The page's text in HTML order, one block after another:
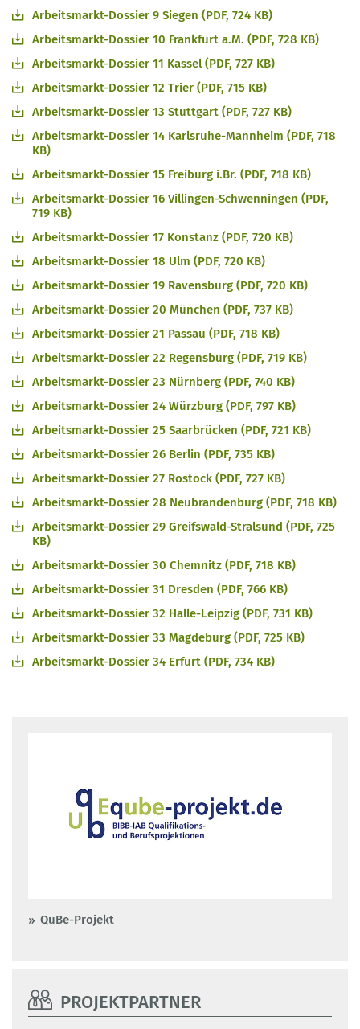
Arbeitsmarkt-Dossier 9 Siegen (PDF, 724 KB)
Arbeitsmarkt-Dossier 10 Frankfurt a.M. (PDF, 728 KB)
Arbeitsmarkt-Dossier 11 Kassel (PDF, 727 KB)
Arbeitsmarkt-Dossier 12 Trier (PDF, 715 KB)
Arbeitsmarkt-Dossier 13 Stuttgart (PDF, 727 KB)
Arbeitsmarkt-Dossier 14 Karlsruhe-Mannheim (PDF, 718
KB)
Arbeitsmarkt-Dossier 15 Freiburg i.Br. (PDF, 718 KB)
Arbeitsmarkt-Dossier 16 Villingen-Schwenningen (PDF,
719 KB)
Arbeitsmarkt-Dossier 17 Konstanz (PDF, 720 KB)
Arbeitsmarkt-Dossier 18 Ulm (PDF, 720 KB)
Arbeitsmarkt-Dossier 19 Ravensburg (PDF, 720 KB)
Arbeitsmarkt-Dossier 20 München (PDF, 737 KB)
Arbeitsmarkt-Dossier 21 Passau (PDF, 718 KB)
Arbeitsmarkt-Dossier 22 Regensburg (PDF, 719 KB)
Arbeitsmarkt-Dossier 23 Nürnberg (PDF, 740 KB)
Arbeitsmarkt-Dossier 24 Würzburg (PDF, 797 KB)
Arbeitsmarkt-Dossier 25 Saarbrücken (PDF, 721 KB)
Arbeitsmarkt-Dossier 26 Berlin (PDF, 735 KB)
Arbeitsmarkt-Dossier 27 Rostock (PDF, 727 KB)
Arbeitsmarkt-Dossier 28 Neubrandenburg (PDF, 718 KB)
Arbeitsmarkt-Dossier 29 Greifswald-Stralsund (PDF, 725
KB)
Arbeitsmarkt-Dossier 30 Chemnitz (PDF, 718 KB)
Arbeitsmarkt-Dossier 31 Dresden (PDF, 766 KB)
Arbeitsmarkt-Dossier 32 Halle-Leipzig (PDF, 731 KB)
Arbeitsmarkt-Dossier 33 Magdeburg (PDF, 725 KB)
Arbeitsmarkt-Dossier 34 Erfurt (PDF, 734 KB)
QuBe-Projekt
PROJEKTPARTNER